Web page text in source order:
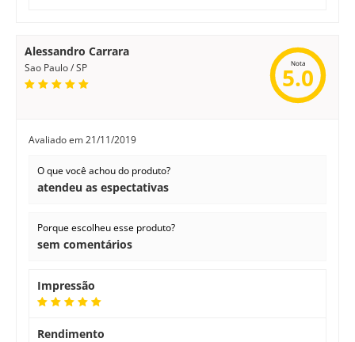
Alessandro Carrara
Sao Paulo / SP Nota
5.0
Avaliado em21/11/2019
O que você achou do produto?
atendeu as espectativas
Porque escolheu esse produto?
sem comentários
Impressão
Rendimento